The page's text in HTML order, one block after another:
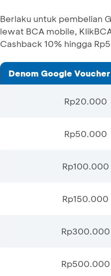
Berlaku untuk pembelian
lewat BCA mobile,
Cashback 10% hingga
Denom Google
Rp20.000
Rp50.000
Rp100.000
Rp150.000
Rp300.000
Rp500.000